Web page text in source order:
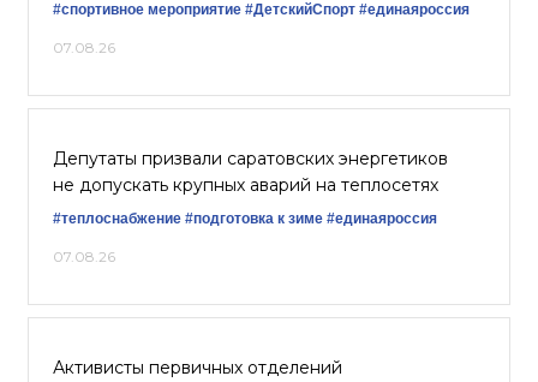
#спортивное мероприятие #ДетскийСпорт #единаяроссия
07.08.26
Депутаты призвали саратовских энергетиков
не допускать крупных аварий на теплосетях
#теплоснабжение #подготовка к зиме #единаяроссия
07.08.26
Активисты первичных отделений